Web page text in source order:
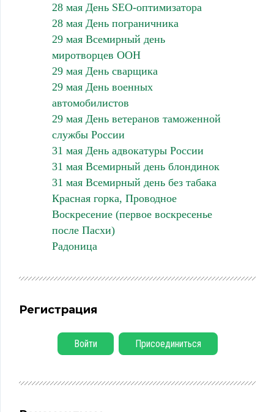
28 мая День SEO-оптимизатора
28 мая День пограничника
29 мая Всемирный день
миротворцев ООН
29 мая День сварщика
29 мая День военных
автомобилистов
29 мая День ветеранов таможенной
службы России
31 мая День адвокатуры России
31 мая Всемирный день блондинок
31 мая Всемирный день без табака
Красная горка, Проводное
Воскресение (первое воскресенье
после Пасхи)
Радоница
Регистрация
Войти Присоединиться